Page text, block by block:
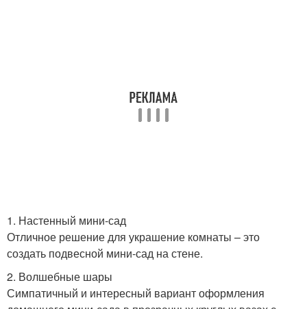
1. Настенный мини-сад
Отличное решение для украшение комнаты – это
создать подвесной мини-сад на стене.
2. Волшебные шары
Симпатичный и интересный вариант оформления